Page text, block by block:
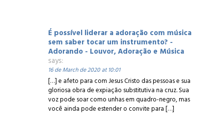
É possível liderar a adoração com música
sem saber tocar um instrumento? -
Adorando - Louvor, Adoração e Música
says:
16 de March de 2020 at 10:01
[…] e afeto para com Jesus Cristo das pessoas e sua
gloriosa obra de expiação substitutiva na cruz. Sua
voz pode soar como unhas em quadro-negro, mas
você ainda pode estender o convite para […]